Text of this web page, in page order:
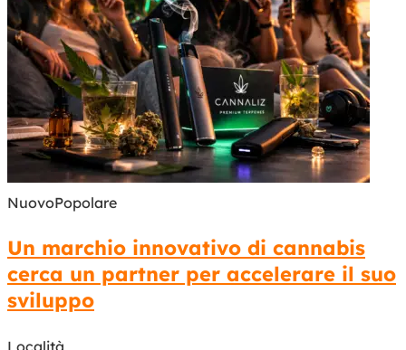
NuovoPopolare
Un marchio innovativo di cannabis
cerca un partner per accelerare il suo
sviluppo